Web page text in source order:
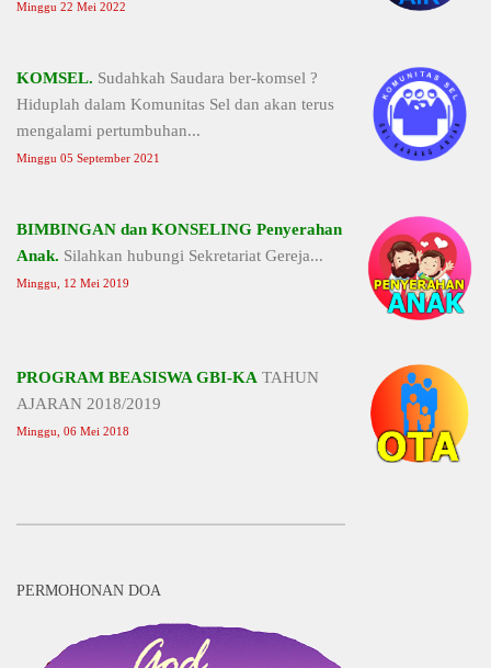
Minggu 22 Mei 2022
KOMSEL. Sudahkah Saudara ber-komsel ?
Hiduplah dalam Komunitas Sel dan akan terus
mengalami pertumbuhan...
Minggu 05 September 2021
BIMBINGAN dan KONSELING Penyerahan
Anak. Silahkan hubungi Sekretariat Gereja...
Minggu, 12 Mei 2019
PROGRAM BEASISWA GBI-KA TAHUN
AJARAN 2018/2019
Minggu, 06 Mei 2018
PERMOHONAN DOA